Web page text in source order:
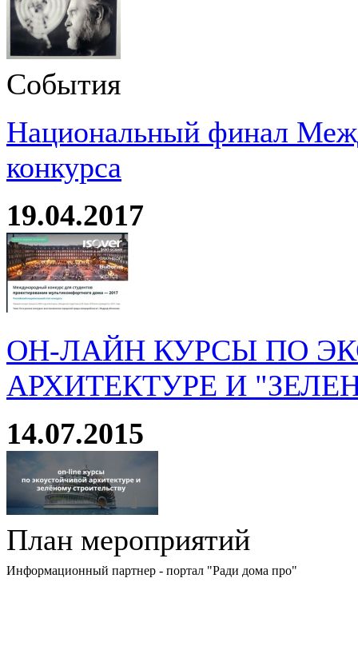
События
Национальный финал
конкурса
19.04.2017
ОН-ЛАЙН КУРСЫ ПО
АРХИТЕКТУРЕ И
14.07.2015
План мероприятий
Информационный партнер - портал "Ради дома про"